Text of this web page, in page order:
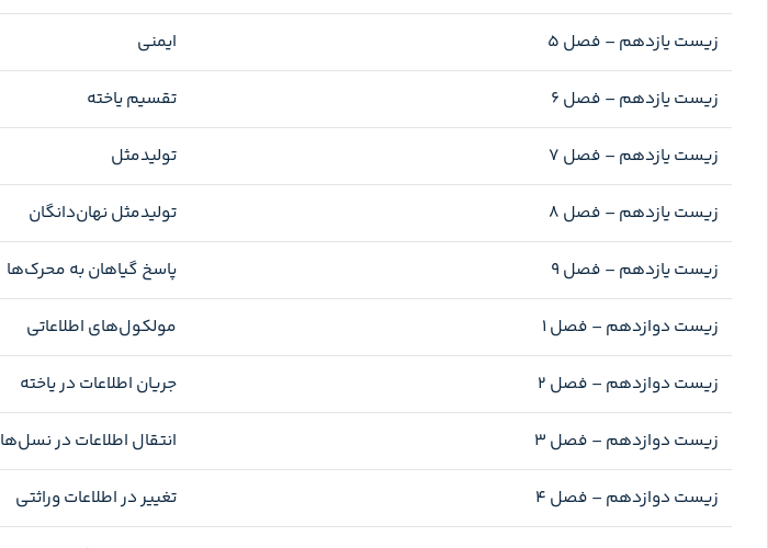
زیست یازدهم – فصل ۵ ایمنی
زیست یازدهم – فصل ۶ تقسیم یاخته
زیست یازدهم – فصل ۷ تولیدمثل
زیست یازدهم – فصل ۸ تولیدمثل نهان‌دانگان
زیست یازدهم – فصل ۹ پاسخ گیاهان به محرک‌ها
زیست دوازدهم – فصل ۱ مولکول‌های اطلاعاتی
زیست دوازدهم – فصل ۲ جریان اطلاعات در یاخته
زیست دوازدهم – فصل ۳ انتقال اطلاعات در نسل‌ها
زیست دوازدهم – فصل ۴ تغییر در اطلاعات وراثتی